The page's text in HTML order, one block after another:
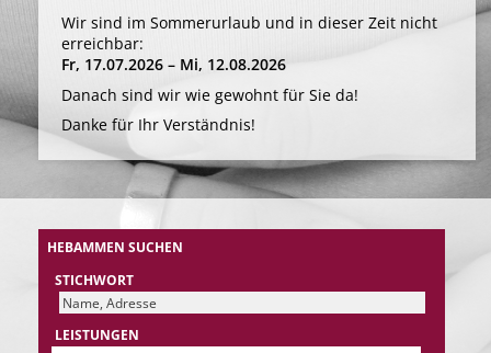
Wir sind im Sommerurlaub und in dieser Zeit nicht
erreichbar:
Fr, 17.07.2026 – Mi, 12.08.2026
Danach sind wir wie gewohnt für Sie da!
Danke für Ihr Verständnis!
HEBAMMEN SUCHEN
STICHWORT
LEISTUNGEN